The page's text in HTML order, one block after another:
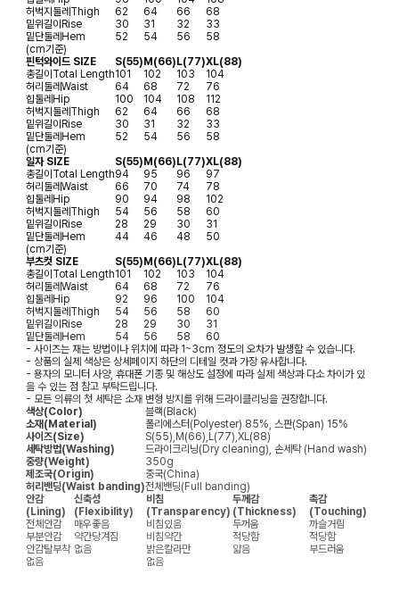
허벅지둘레Thigh 62 64 66
68
밑위길이Rise 30 31 32
33
밑단둘레Hem 52 54 56
58
(cm기준)
핀턱와이드 SIZE
S(55)M(66)L(77)XL(88)
총길이Total Length101 102 103
104
허리둘레Waist 64 68 72
76
힙둘레Hip 100 104 108
112
허벅지둘레Thigh 62 64 66
68
밑위길이Rise 30 31 32
33
밑단둘레Hem 52 54 56
58
(cm기준)
일자 SIZE
S(55)M(66)L(77)XL(88)
총길이Total Length94 95 96
97
허리둘레Waist 66 70 74
78
힙둘레Hip 90 94 98
102
허벅지둘레Thigh 54 56 58
60
밑위길이Rise 28 29 30
31
밑단둘레Hem 44 46 48
50
(cm기준)
부츠컷 SIZE
S(55)M(66)L(77)XL(88)
총길이Total Length101 102 103
104
허리둘레Waist 64 68 72
76
힙둘레Hip 92 96 100
104
허벅지둘레Thigh 54 56 58
60
밑위길이Rise 28 29 30
31
밑단둘레Hem 54 56 58
60
- 사이즈는 재는 방법이나 위치에 따라 1~3cm 정도의 오차가 발생할 수 있습니다.
- 상품의 실제 색상은 상세페이지 하단의 디테일 컷과 가장 유사합니다.
- 용자의 모니터 사양, 휴대폰 기종 및 해상도 설정에 따라 실제 색상과 다소 차이가 있
을 수 있는 점 참고 부탁드립니다.
- 모든 의류의 첫 세탁은 소재 변형 방지를 위해 드라이클리닝을 권장합니다.
색상(Color)
블랙(Black)
소재(Material)
폴리에스터(Polyester) 85%, 스판(Span) 15%
사이즈(Size)
S(55),M(66),L(77),XL(88)
세탁방법(Washing)
드라이크리닝(Dry cleaning), 손세탁 (Hand wash)
중량(Weight)
350g
제조국(Origin)
중국(China)
허리밴딩(Waist banding)전체밴딩(Full banding)
안감
(Lining)
신축성
(Flexibility)
비침
(Transparency)
두께감
(Thickness)
촉감
(Touching)
전체안감
매우좋음 비침있음 두꺼움
까슬거림
부분안감
약간당겨짐 비침약간 적당함
적당함
안감탈부착 없음 밝은칼라만 얇음
부드러움
없음
없음